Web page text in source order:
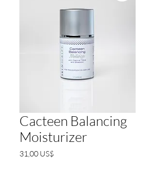
Cacteen Balancing
Moisturizer
31,00 US$Precio